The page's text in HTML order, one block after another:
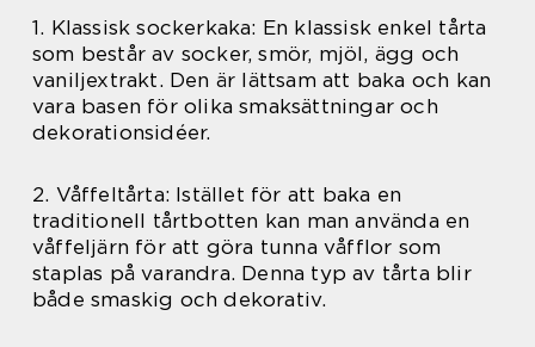
1. Klassisk sockerkaka: En klassisk enkel tårta
som består av socker, smör, mjöl, ägg och
vaniljextrakt. Den är lättsam att baka och kan
vara basen för olika smaksättningar och
dekorationsidéer.
2. Våffeltårta: Istället för att baka en
traditionell tårtbotten kan man använda en
våffeljärn för att göra tunna våfflor som
staplas på varandra. Denna typ av tårta blir
både smaskig och dekorativ.